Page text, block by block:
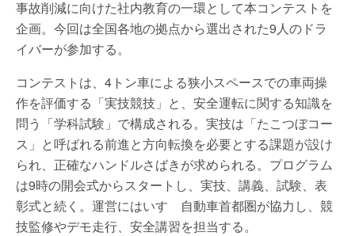
事故削減に向けた社内教育の一環として本コンテストを
企画。今回は全国各地の拠点から選出された9人のドラ
イバーが参加する。
コンテストは、4トン車による狭小スペースでの車両操
作を評価する「実技競技」と、安全運転に関する知識を
問う「学科試験」で構成される。実技は「たこつぼコー
ス」と呼ばれる前進と方向転換を必要とする課題が設け
られ、正確なハンドルさばきが求められる。プログラム
は9時の開会式からスタートし、実技、講義、試験、表
彰式と続く。運営にはいすゞ自動車首都圏が協力し、競
技監修やデモ走行、安全講習を担当する。